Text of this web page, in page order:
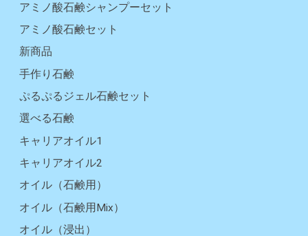
アミノ酸石鹸シャンプーセット
アミノ酸石鹸セット
新商品
手作り石鹸
ぷるぷるジェル石鹸セット
選べる石鹸
キャリアオイル1
キャリアオイル2
オイル（石鹸用）
オイル（石鹸用Mix）
オイル（浸出）